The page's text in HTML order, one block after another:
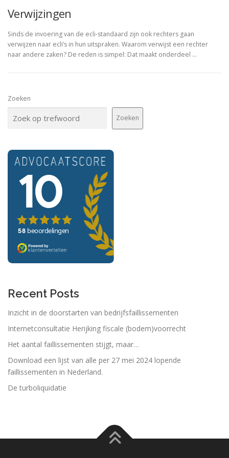
Verwijzingen
Sinds de invoering van de ecli-standaard zijn ook rechters gaan
verwijzen naar ecli’s in hun uitspraken. Waarom verwijst een rechter
naar andere zaken? De reden is simpel: Dat maakt onderdeel …
Zoeken
Zoeken
Recent Posts
Inzicht in de doorstarten van bedrijfsfaillissementen
Internetconsultatie Herijking fiscale (bodem)voorrecht
Het aantal faillissementen stijgt, maar…
Download een lijst van alle per 27 mei 2024 lopende
faillissementen in Nederland.
De turboliquidatie